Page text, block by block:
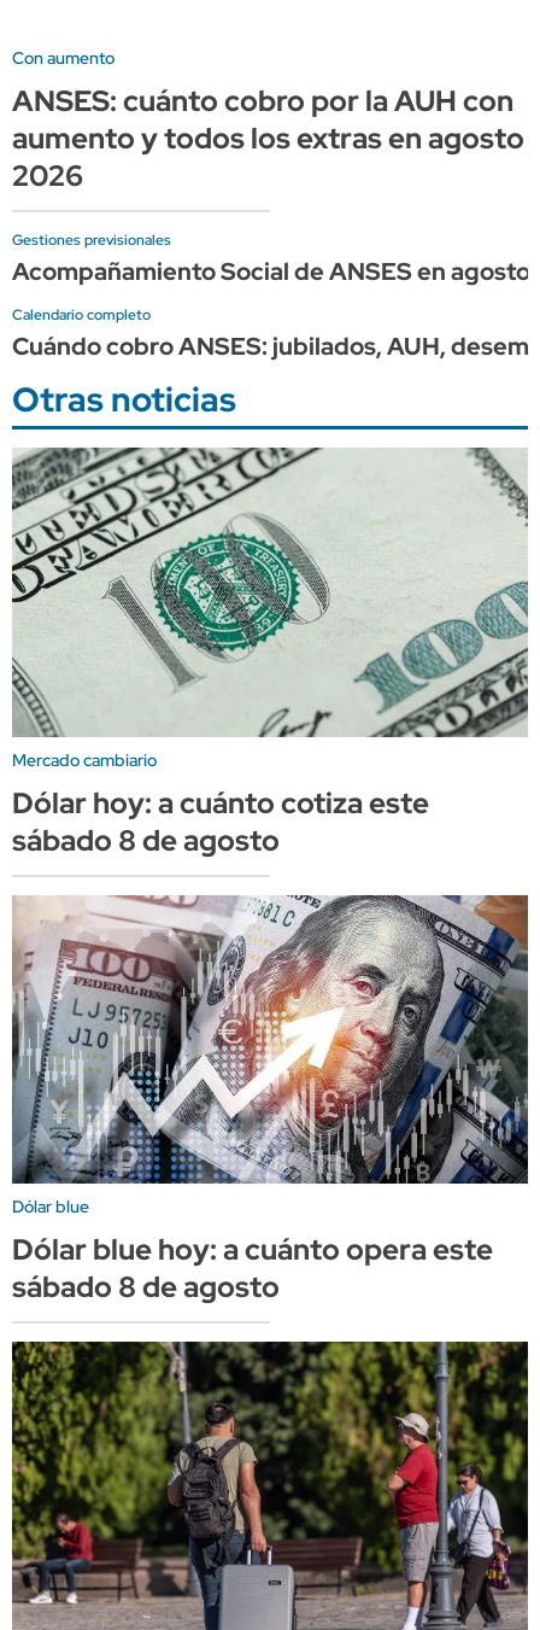
Con aumento
ANSES: cuánto cobro por la AUH con
aumento y todos los extras en agosto
2026
Gestiones previsionales
Acompañamiento Social de ANSES en
Calendario completo
Cuándo cobro ANSES: jubilados, AUH,
Otras noticias
Mercado cambiario
Dólar hoy: a cuánto cotiza este
sábado 8 de agosto
Dólar blue
Dólar blue hoy: a cuánto opera este
sábado 8 de agosto